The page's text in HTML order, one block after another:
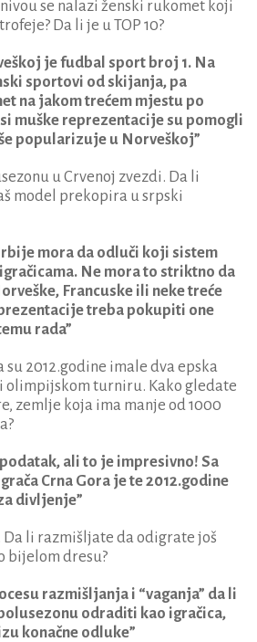
se nalazi ženski rukomet koji
Da li je u TOP 10?
je fudbal sport broj 1. Na
sportovi od skijanja, pa
na jakom trećem mjestu po
muške reprezentacije su pomogli
popularizuje u Norveškoj”
u Crvenoj zvezdi. Da li
model prekopira u srpski
mora da odluči koji sistem
Ne mora to striktno da
Francuske ili neke treće
treba pokupiti one
rada”
su 2012.godine imale dva epska
olimpijskom turniru. Kako gledate
zemlje koja ima manje od 1000
ali to je impresivno! Sa
Crna Gora je te 2012.godine
divljenje”
Da li razmišljate da odigrate još
bijelom dresu?
razmišljanja i “vaganja” da li
odraditi kao igračica,
konačne odluke”